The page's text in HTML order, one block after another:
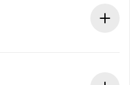
in anticipo.